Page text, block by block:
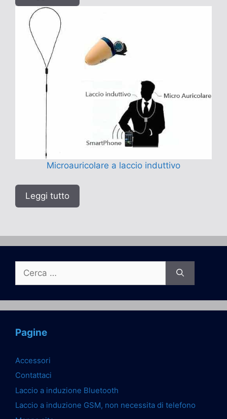
Microauricolare a laccio induttivo
Leggi tutto
per:
Pagine
Accessori
Contattaci
Laccio a induzione Bluetooth
Laccio a induzione GSM, non necessita di telefono